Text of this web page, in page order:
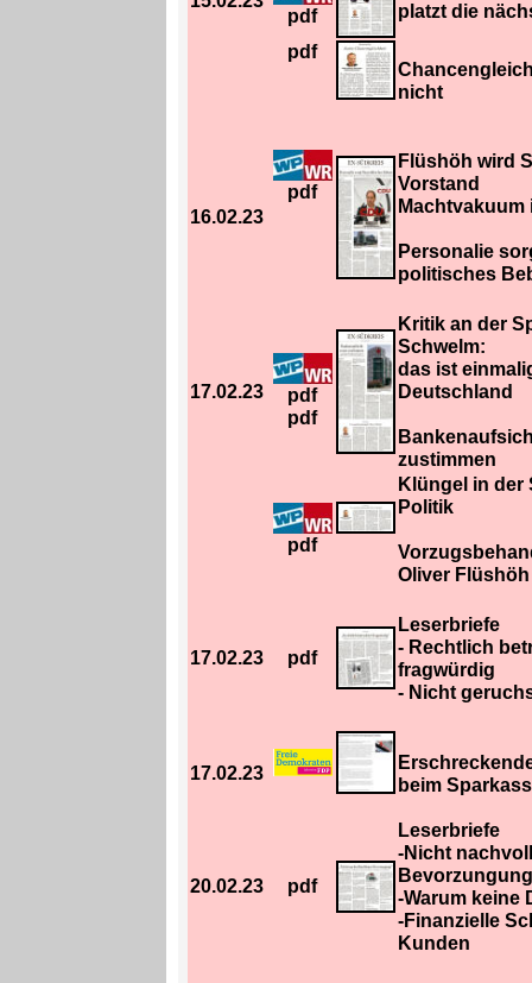
pdf
platzt die
pdf
nicht
16.02.23
pdf
Flüshöh wird
Vorstand
Machtvakuum
Personalie
politisches
17.02.23
pdf
pdf
Kritik an der
Schwelm:
das ist
Deutschland
zustimmen
pdf
Klüngel in der
Politik
Oliver Flüshöh
17.02.23 pdf
Leserbriefe
- Rechtlich
fragwürdig
- Nicht
17.02.23
beim
20.02.23 pdf
Leserbriefe
-Nicht
Bevorzungung
-Warum keine
-Finanzielle
Kunden